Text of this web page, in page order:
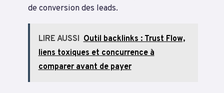
de conversion des leads.
LIRE AUSSI Outil backlinks : Trust Flow,
liens toxiques et concurrence à
comparer avant de payer